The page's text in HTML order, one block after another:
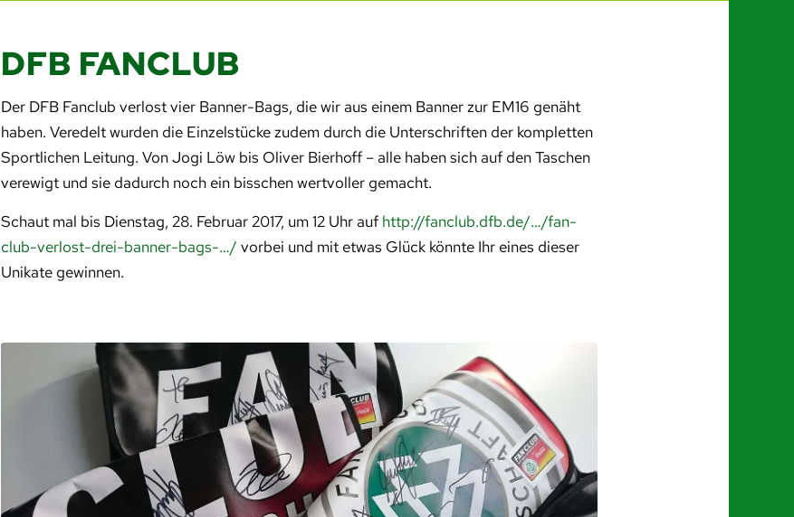
DFB FANCLUB
Der DFB Fanclub verlost vier Banner-Bags, die wir aus einem Banner zur EM16 genäht
haben. Veredelt wurden die Einzelstücke zudem durch die Unterschriften der kompletten
Sportlichen Leitung. Von Jogi Löw bis Oliver Bierhoff – alle haben sich auf den Taschen
verewigt und sie dadurch noch ein bisschen wertvoller gemacht.
Schaut mal bis Dienstag, 28. Februar 2017, um 12 Uhr auf http://fanclub.dfb.de/…/fan-
club-verlost-drei-banner-bags-…/ vorbei und mit etwas Glück könnte Ihr eines dieser
Unikate gewinnen.